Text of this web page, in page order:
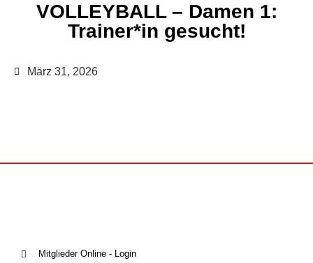
VOLLEYBALL – Damen 1:
Trainer*in gesucht!
März 31, 2026
Mitglieder Online - Login